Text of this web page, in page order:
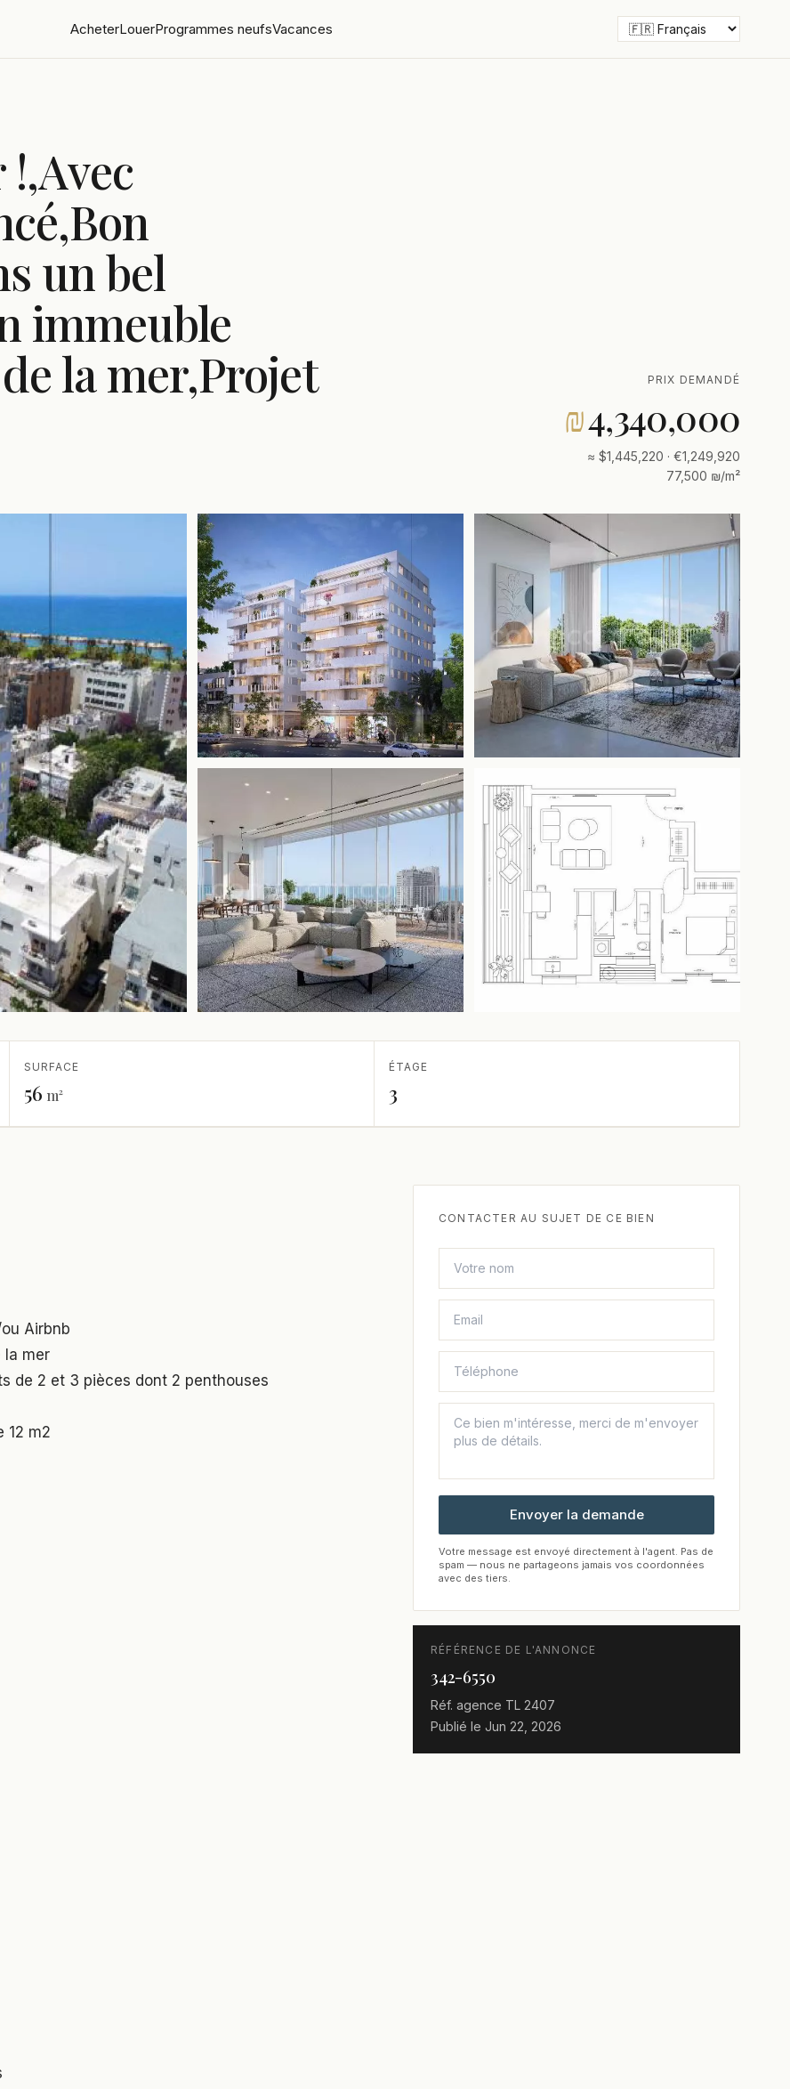
AcheterLouerProgrammes neufsVacances
un bel
immeuble
la mer,Projet
PRIX DEMANDÉ
₪4,340,000
≈ $1,445,220 · €1,249,920
77,500 ₪/m²
SURFACE
56 m²
ÉTAGE
3
Airbnb
la mer
de 2 et 3 pièces dont 2 penthouses
12 m2
CONTACTER AU SUJET DE CE BIEN
Envoyer la demande
Votre message est envoyé directement à l'agent. Pas de
spam — nous ne partageons jamais vos coordonnées
avec des tiers.
RÉFÉRENCE DE L'ANNONCE
342-6550
Réf. agence TL 2407
Publié le Jun 22, 2026